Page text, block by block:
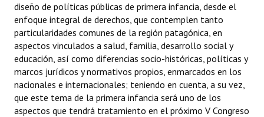
Noticias Destacadas
Registros y Distinciones
Datos Históricos
Premio al Mérito - Registro
Audiencias Públicas - Registro
diseño de políticas públicas de primera infancia, desde el
enfoque integral de derechos, que contemplen tanto
particularidades comunes de la región patagónica, en
aspectos vinculados a salud, familia, desarrollo social y
educación, así como diferencias socio-históricas, políticas y
marcos jurídicos y normativos propios, enmarcados en los
nacionales e internacionales; teniendo en cuenta, a su vez,
que este tema de la primera infancia será uno de los
aspectos que tendrá tratamiento en el próximo V Congreso